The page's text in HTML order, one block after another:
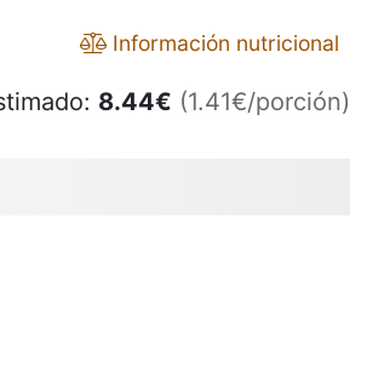
Información nutricional
8.44€ (1.41€/porción)